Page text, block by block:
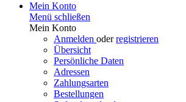
Mein Konto
Menü schließen
Mein Konto
Anmelden oderregistrieren
Übersicht
Persönliche Daten
Adressen
Zahlungsarten
Bestellungen